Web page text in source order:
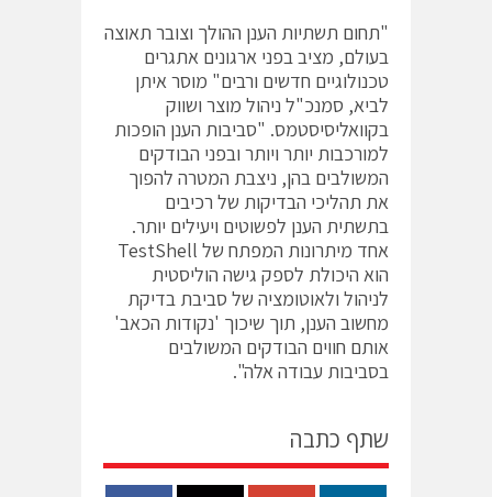
"תחום תשתיות הענן ההולך וצובר תאוצה
בעולם, מציב בפני ארגונים אתגרים
טכנולוגיים חדשים ורבים" מוסר איתן
לביא, סמנכ"ל ניהול מוצר ושווק
בקוואליסיסטמס. "סביבות הענן הופכות
למורכבות יותר ויותר ובפני הבודקים
המשולבים בהן, ניצבת המטרה להפוך
את תהליכי הבדיקות של רכיבים
בתשתית הענן לפשוטים ויעילים יותר.
אחד מיתרונות המפתח של TestShell
הוא היכולת לספק גישה הוליסטית
לניהול ולאוטומציה של סביבת בדיקת
מחשוב הענן, תוך שיכוך 'נקודות הכאב'
אותם חווים הבודקים המשולבים
בסביבות עבודה אלה".
שתף כתבה